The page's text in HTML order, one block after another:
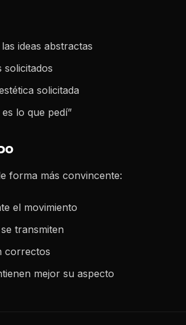
ideas abstractas
solicitados
solicitada
lo que pedí”
forma más convincente:
el movimiento
transmiten
correctos
mejor su aspecto